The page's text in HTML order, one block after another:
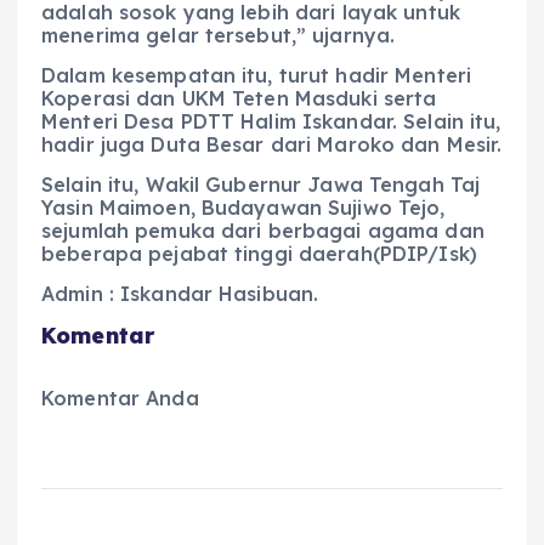
adalah sosok yang lebih dari layak untuk
menerima gelar tersebut,” ujarnya.
Dalam kesempatan itu, turut hadir Menteri
Koperasi dan UKM Teten Masduki serta
Menteri Desa PDTT Halim Iskandar. Selain itu,
hadir juga Duta Besar dari Maroko dan Mesir.
Selain itu, Wakil Gubernur Jawa Tengah Taj
Yasin Maimoen, Budayawan Sujiwo Tejo,
sejumlah pemuka dari berbagai agama dan
beberapa pejabat tinggi daerah(PDIP/Isk)
Admin : Iskandar Hasibuan.
Komentar
Komentar Anda